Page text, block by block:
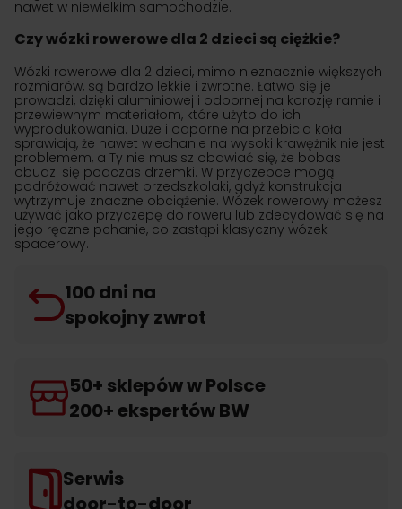
nawet w niewielkim samochodzie.
Czy wózki rowerowe dla 2 dzieci są ciężkie?
Wózki rowerowe dla 2 dzieci, mimo nieznacznie większych
rozmiarów, są bardzo lekkie i zwrotne. Łatwo się je
prowadzi, dzięki aluminiowej i odpornej na korozję ramie i
przewiewnym materiałom, które użyto do ich
wyprodukowania. Duże i odporne na przebicia koła
sprawiają, że nawet wjechanie na wysoki krawężnik nie jest
problemem, a Ty nie musisz obawiać się, że bobas
obudzi się podczas drzemki. W przyczepce mogą
podróżować nawet przedszkolaki, gdyż konstrukcja
wytrzymuje znaczne obciążenie. Wózek rowerowy możesz
używać jako przyczepę do roweru lub zdecydować się na
jego ręczne pchanie, co zastąpi klasyczny wózek
spacerowy.
100 dni na
spokojny zwrot
50+ sklepów w Polsce
200+ ekspertów BW
Serwis
door-to-door